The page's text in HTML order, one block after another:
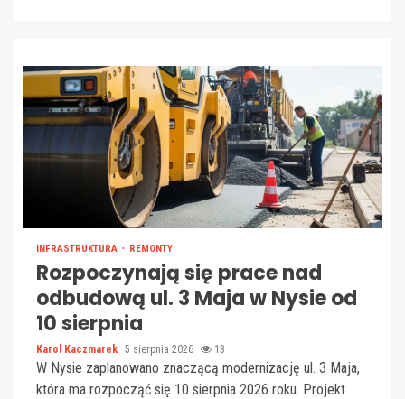
INFRASTRUKTURA REMONTY
Rozpoczynają się prace nad
odbudową ul. 3 Maja w Nysie od
10 sierpnia
Karol Kaczmarek 5 sierpnia 2026 13
W Nysie zaplanowano znaczącą modernizację ul. 3 Maja,
która ma rozpocząć się 10 sierpnia 2026 roku. Projekt